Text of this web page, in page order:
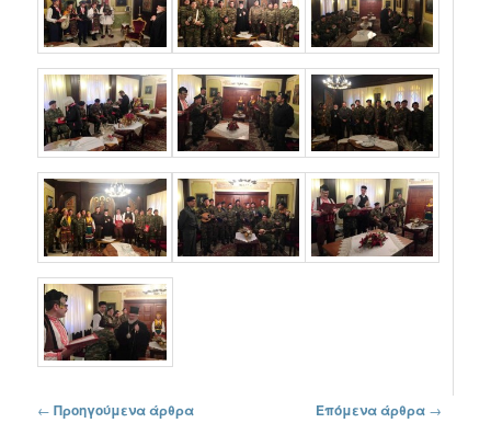
Πλοήγηση στα άρθρα
← Προηγούμενα άρθρα Επόμενα άρθρα →